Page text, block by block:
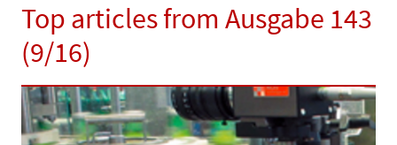
Top articles from Ausgabe 143
(9/16)